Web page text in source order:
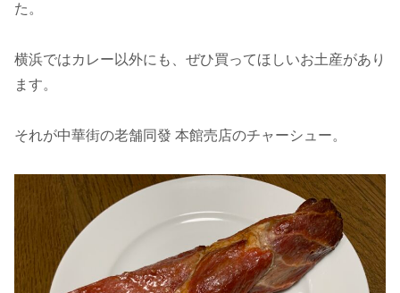
た。
横浜ではカレー以外にも、ぜひ買ってほしいお土産があり
ます。
それが中華街の老舗同發 本館売店のチャーシュー。